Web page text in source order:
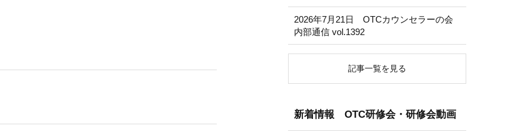
2026年7月21日 OTCカウンセラーの会
内部通信 vol.1392
記事一覧を見る
新着情報 OTC研修会・研修会動画